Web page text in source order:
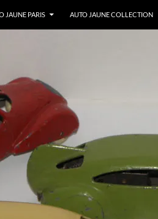
JAUNE PARIS
AUTO JAUNE COLLECTION